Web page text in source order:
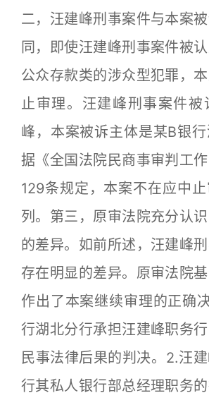
二，汪建峰刑事案件与本案
同，即使汪建峰刑事案件被
公众存款类的涉众型犯罪，
止审理。汪建峰刑事案件被
峰，本案被诉主体是某B银
据《全国法院民商事审判工
129条规定，本案不在应中
列。第三，原审法院充分认
的差异。如前所述，汪建峰
存在明显的差异。原审法院基
作出了本案继续审理的正确
行湖北分行承担汪建峰职务
民事法律后果的判决。2.汪
行其私人银行部总经理职务